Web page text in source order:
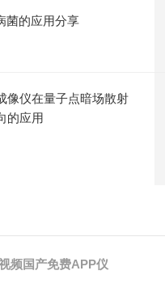
菌的应用分享
像仪在量子点暗场散射
的应用
频国产免费APP仪